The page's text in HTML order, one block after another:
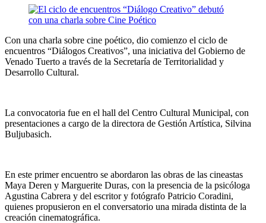
Con una charla sobre cine poético, dio comienzo el ciclo de
encuentros “Diálogos Creativos”, una iniciativa del Gobierno de
Venado Tuerto a través de la Secretaría de Territorialidad y
Desarrollo Cultural.
La convocatoria fue en el hall del Centro Cultural Municipal, con
presentaciones a cargo de la directora de Gestión Artística, Silvina
Buljubasich.
En este primer encuentro se abordaron las obras de las cineastas
Maya Deren y Marguerite Duras, con la presencia de la psicóloga
Agustina Cabrera y del escritor y fotógrafo Patricio Coradini,
quienes propusieron en el conversatorio una mirada distinta de la
creación cinematográfica.